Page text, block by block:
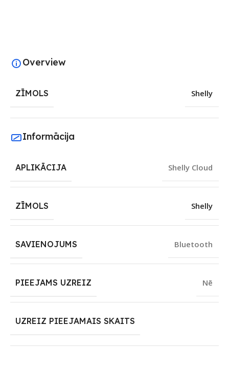
Overview
ZĪMOLS Shelly
Informācija
APLIKĀCIJA Shelly Cloud
ZĪMOLS Shelly
SAVIENOJUMS Bluetooth
PIEEJAMS UZREIZ Nē
UZREIZ PIEEJAMAIS SKAITS